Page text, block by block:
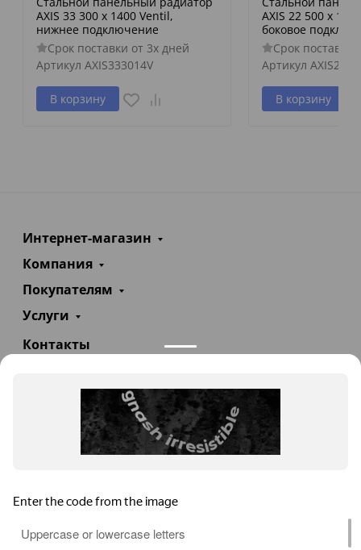
AXIS 33 300 x 1400 Ventil,
нижнее подключение
Срок поставки от 3х дней
Артикул AXIS333014V
В корзину
AXIS 22 500 x
боковое
Срок поставки
Артикул
В корзину
Интернет-магазин
Компания
Покупателям
Услуги
Контакты
info@teploexpert.com
Пн—Сб 09:00 – 18:00
TeploExpert.com © 2008 - 2026 Оборудование для
систем отопления, водоснабжения, канализации